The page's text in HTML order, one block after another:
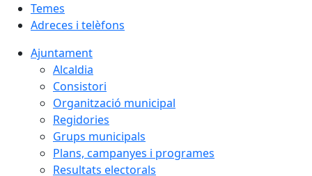
Temes
Adreces i telèfons
Ajuntament
Alcaldia
Consistori
Organització municipal
Regidories
Grups municipals
Plans, campanyes i programes
Resultats electorals